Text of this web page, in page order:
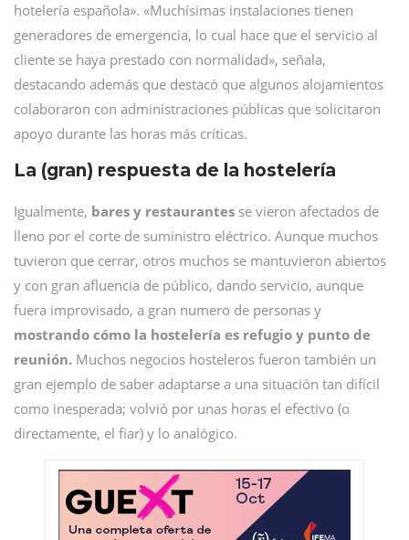
hotelería española». «Muchísimas instalaciones tienen
generadores de emergencia, lo cual hace que el servicio al
cliente se haya prestado con normalidad», señala,
destacando además que destacó que algunos alojamientos
colaboraron con administraciones públicas que solicitaron
apoyo durante las horas más críticas.
La (gran) respuesta de la hostelería
Igualmente, bares y restaurantes se vieron afectados de
lleno por el corte de suministro eléctrico. Aunque muchos
tuvieron que cerrar, otros muchos se mantuvieron abiertos
y con gran afluencia de público, dando servicio, aunque
fuera improvisado, a gran numero de personas y
mostrando cómo la hostelería es refugio y punto de
reunión. Muchos negocios hosteleros fueron también un
gran ejemplo de saber adaptarse a una situación tan difícil
como inesperada; volvió por unas horas el efectivo (o
directamente, el fiar) y lo analógico.